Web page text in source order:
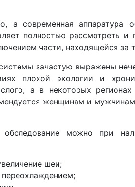
а современная аппаратура
полностью рассмотреть и
части, находящейся за
зачастую выражены
плохой экологии и
а в некоторых
женщинам и
можно при
шеи;
переохлаждением;